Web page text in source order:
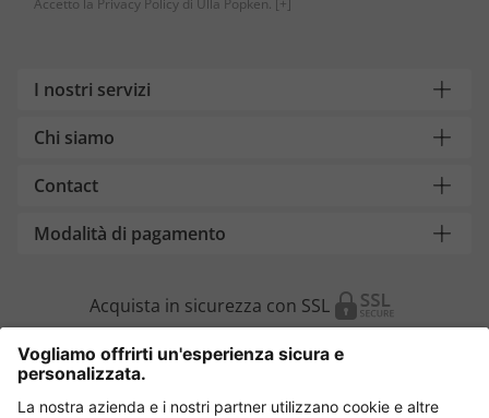
Accetto la Privacy Policy di Ulla Popken. [+]
I nostri servizi
Chi siamo
Contact
Modalità di pagamento
Acquista in sicurezza con SSL
Cambia Paese